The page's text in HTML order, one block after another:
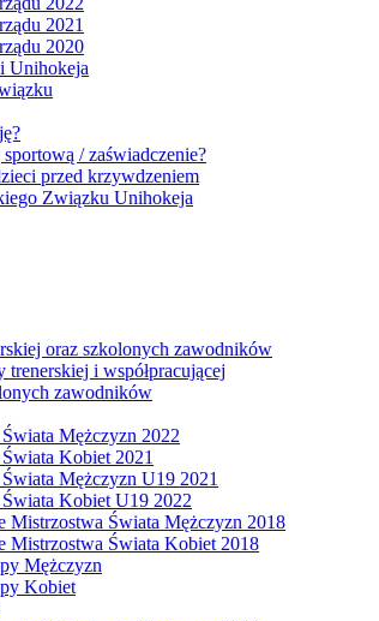
2021
2020
Unihokeja
/ zaświadczenie?
przed krzywdzeniem
Związku Unihokeja
oraz szkolonych zawodników
trenerskiej i współpracującej
zawodników
Mężczyzn 2022
Kobiet 2021
Mężczyzn U19 2021
Kobiet U19 2022
Mistrzostwa Świata Mężczyzn 2018
Mistrzostwa Świata Kobiet 2018
Mężczyzn
Kobiet